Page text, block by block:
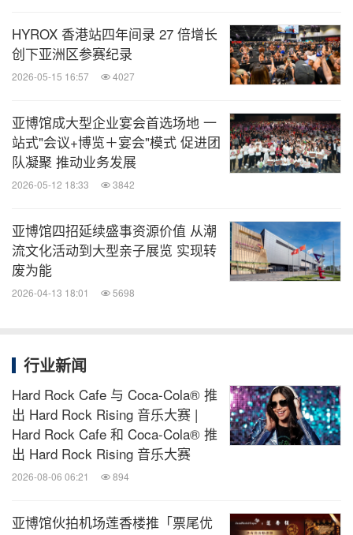
7月19日 2025 RIIZE CONCERT TOUR [RIIZING LOUD] IN HONG KONG
7月19日 IN HONG KONG
7月25 -
2025 &TEAM CONCERT TOUR 'AWAKEN THE BLOODLINE' IN
27日 FIRST® LEGO® League 香港锦标赛
7月26 -
27日 香港运动及健康博览2025
HYROX 香港站四年间录 27 倍增长
创下亚洲区参赛纪录
2026-05-15 16:57 4027
亚博馆成大型企业宴会首选场地 一
站式"会议+博览＋宴会"模式 促进团
队凝聚 推动业务发展
2026-05-12 18:33 3842
亚博馆四招延续盛事资源价值 从潮
流文化活动到大型亲子展览 实现转
废为能
2026-04-13 18:01 5698
行业新闻
Hard Rock Cafe 与 Coca-Cola® 推
出 Hard Rock Rising 音乐大赛 |
Hard Rock Cafe 和 Coca-Cola® 推
出 Hard Rock Rising 音乐大赛
2026-08-06 06:21 894
亚博馆伙拍机场莲香楼推「票尾优